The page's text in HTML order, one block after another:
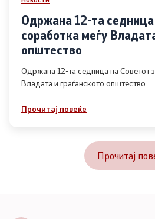
Одржана 12-та седница
соработка меѓу
општество
Одржана 12-та седница на Советот
Владата и граѓанското општество
Прочитај повеќе
Прочитај